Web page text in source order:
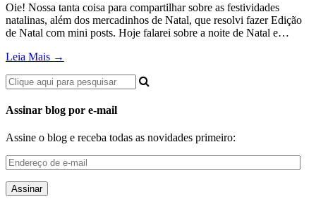
Oie! Nossa tanta coisa para compartilhar sobre as festividades
natalinas, além dos mercadinhos de Natal, que resolvi fazer Edição
de Natal com mini posts. Hoje falarei sobre a noite de Natal e…
Leia Mais →
Assinar blog por e-mail
Assine o blog e receba todas as novidades primeiro:
Endereço
de
e-
mail